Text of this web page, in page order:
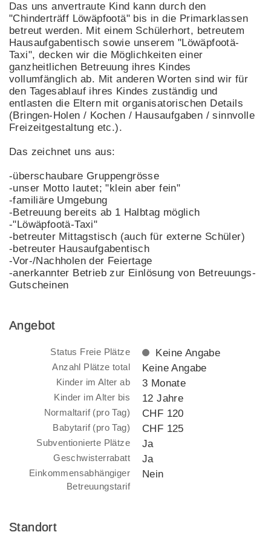
Das uns anvertraute Kind kann durch den
"Chinderträff Löwäpfootä" bis in die Primarklassen
betreut werden. Mit einem Schülerhort, betreutem
Hausaufgabentisch sowie unserem "Löwäpfootä-
Taxi", decken wir die Möglichkeiten einer
ganzheitlichen Betreuung ihres Kindes
vollumfänglich ab. Mit anderen Worten sind wir für
den Tagesablauf ihres Kindes zuständig und
entlasten die Eltern mit organisatorischen Details
(Bringen-Holen / Kochen / Hausaufgaben / sinnvolle
Freizeitgestaltung etc.).
Das zeichnet uns aus:
-überschaubare Gruppengrösse
-unser Motto lautet; "klein aber fein"
-familiäre Umgebung
-Betreuung bereits ab 1 Halbtag möglich
-"Löwäpfootä-Taxi"
-betreuter Mittagstisch (auch für externe Schüler)
-betreuter Hausaufgabentisch
-Vor-/Nachholen der Feiertage
-anerkannter Betrieb zur Einlösung von Betreuungs-
Gutscheinen
Angebot
Status Freie Plätze Keine Angabe
Anzahl Plätze total Keine Angabe
Kinder im Alter ab 3 Monate
Kinder im Alter bis 12 Jahre
Normaltarif (pro Tag) CHF 120
Babytarif (pro Tag) CHF 125
Subventionierte Plätze Ja
Geschwisterrabatt Ja
Einkommensabhängiger
Betreuungstarif
Nein
Standort